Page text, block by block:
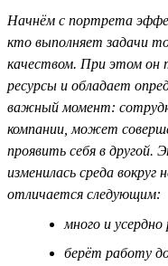
Начнём с портрета
кто выполняет задачи
качеством. При этом
ресурсы и обладает
важный момент:
компании, может
проявить себя в другой.
изменилась среда
отличается следующим:
много и
берёт работу